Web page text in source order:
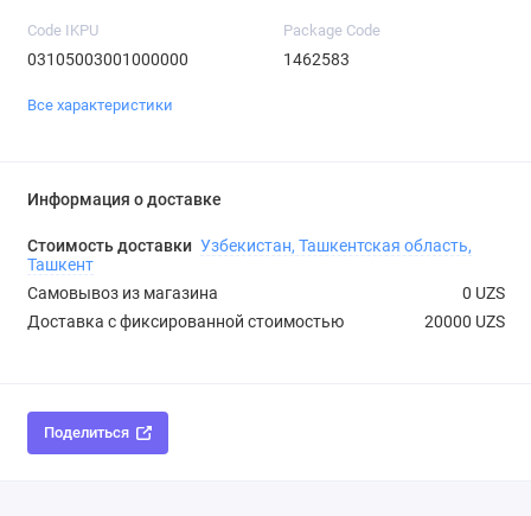
Code IKPU
03105003001000000
Package Code
1462583
Все характеристики
Информация о доставке
Стоимость доставки Узбекистан, Ташкентская область,
Ташкент
Самовывоз из магазина
0 UZS
Доставка с фиксированной стоимостью
20000 UZS
Поделиться